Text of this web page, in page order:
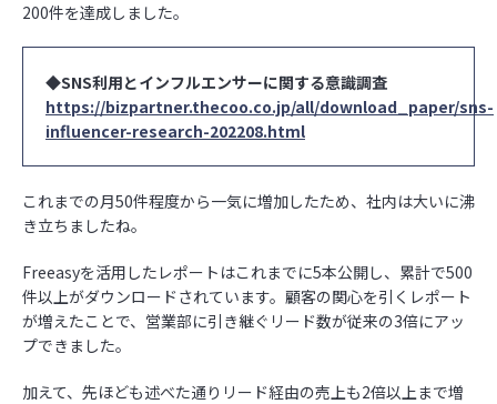
200件を達成しました。
◆SNS利用とインフルエンサーに関する意識調査
https://bizpartner.thecoo.co.jp/all/download_paper/sns-
influencer-research-202208.html
これまでの月50件程度から一気に増加したため、社内は大いに沸
き立ちましたね。
Freeasyを活用したレポートはこれまでに5本公開し、累計で500
件以上がダウンロードされています。顧客の関心を引くレポート
が増えたことで、営業部に引き継ぐリード数が従来の3倍にアッ
プできました。
加えて、先ほども述べた通りリード経由の売上も2倍以上まで増